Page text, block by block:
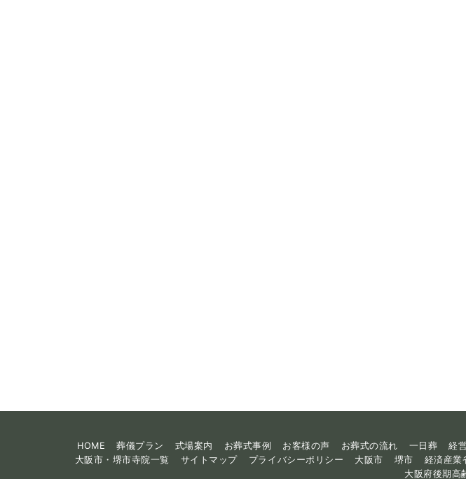
HOME 葬儀プラン 式場案内 お葬式事例 お客様の声 お葬式の流れ 一日葬 経
大阪市・堺市寺院一覧
サイトマップ プライバシーポリシー 大阪市 堺市 経済産業
大阪府後期高